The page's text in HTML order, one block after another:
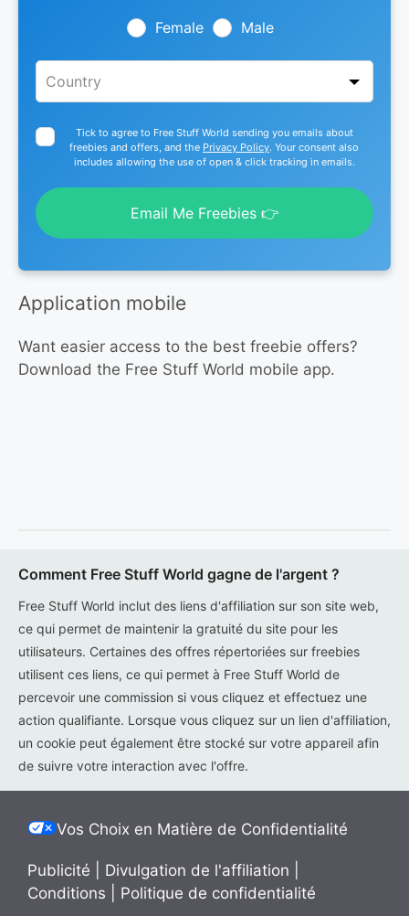
Female Male
Tick to agree to Free Stuff World sending you emails about
freebies and offers, and the Privacy Policy. Your consent also
includes allowing the use of open & click tracking in emails.
Email Me Freebies 👉
Application mobile
Want easier access to the best freebie offers?
Download the Free Stuff World mobile app.
Comment Free Stuff World gagne de l'argent ?
Free Stuff World inclut des liens d'affiliation sur son site web,
ce qui permet de maintenir la gratuité du site pour les
utilisateurs. Certaines des offres répertoriées sur freebies
utilisent ces liens, ce qui permet à Free Stuff World de
percevoir une commission si vous cliquez et effectuez une
action qualifiante. Lorsque vous cliquez sur un lien d'affiliation,
un cookie peut également être stocké sur votre appareil afin
de suivre votre interaction avec l'offre.
Vos Choix en Matière de Confidentialité
Publicité Divulgation de l'affiliation
Conditions
Politique de confidentialité